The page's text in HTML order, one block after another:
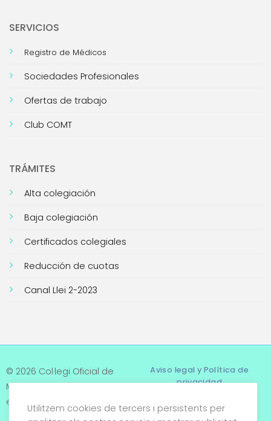
SERVICIOS
Registro de Médicos
Sociedades Profesionales
Ofertas de trabajo
Club COMT
TRÁMITES
Alta colegiación
Baja colegiación
Certificados colegiales
Reducción de cuotas
Canal Llei 2-2023
© 2026 Col·legi Oficial de
Metges de Tarragona. Tots
els drets reservats
Aviso legal y Política de
privacidad
Términos y condiciones
Utilitzem cookies de tercers i persistents per